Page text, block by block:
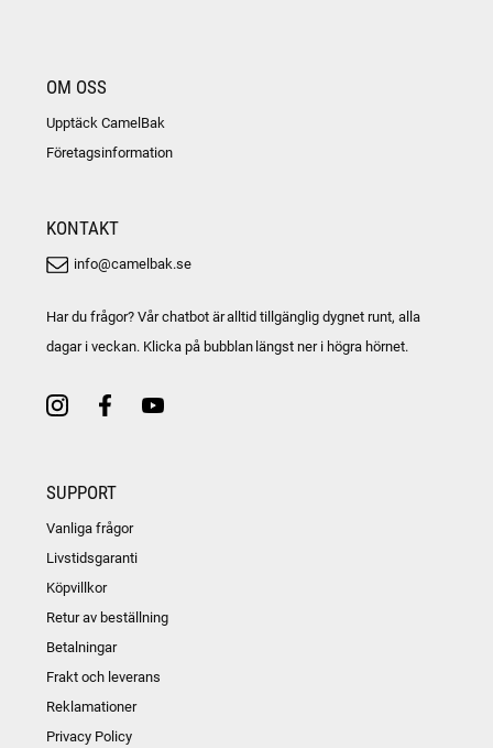
OM OSS
Upptäck CamelBak
Företagsinformation
KONTAKT
info@camelbak.se
Har du frågor? Vår chatbot är alltid tillgänglig dygnet runt, alla
dagar i veckan. Klicka på bubblan längst ner i högra hörnet.
SUPPORT
Vanliga frågor
Livstidsgaranti
Köpvillkor
Retur av beställning
Betalningar
Frakt och leverans
Reklamationer
Privacy Policy